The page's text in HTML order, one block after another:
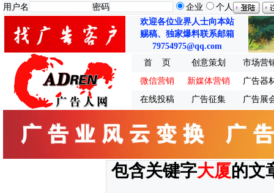
用户名 密码 企业
个人
欢迎各位业界人士向本站
赐稿、独家爆料联系邮箱
79754975@qq.com
首 页
创意策划
市场营
微信营销
新媒体营销
广告器
在线投稿
广告征集 广告展
包含关键字大厦的文